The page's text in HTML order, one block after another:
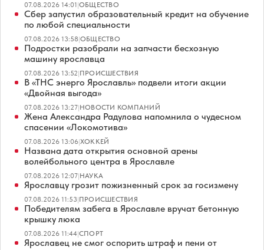
07.08.2026 14:01|ОБЩЕСТВО
Сбер запустил образовательный кредит на обучение
по любой специальности
07.08.2026 13:58|ОБЩЕСТВО
Подростки разобрали на запчасти бесхозную
машину ярославца
07.08.2026 13:52|ПРОИСШЕСТВИЯ
В «ТНС энерго Ярославль» подвели итоги акции
«Двойная выгода»
07.08.2026 13:27|НОВОСТИ КОМПАНИЙ
Жена Александра Радулова напомнила о чудесном
спасении «Локомотива»
07.08.2026 13:06|ХОККЕЙ
Названа дата открытия основной арены
волейбольного центра в Ярославле
07.08.2026 12:07|НАУКА
Ярославцу грозит пожизненный срок за госизмену
07.08.2026 11:53|ПРОИСШЕСТВИЯ
Победителям забега в Ярославле вручат бетонную
крышку люка
07.08.2026 11:44|СПОРТ
Ярославец не смог оспорить штраф и пени от